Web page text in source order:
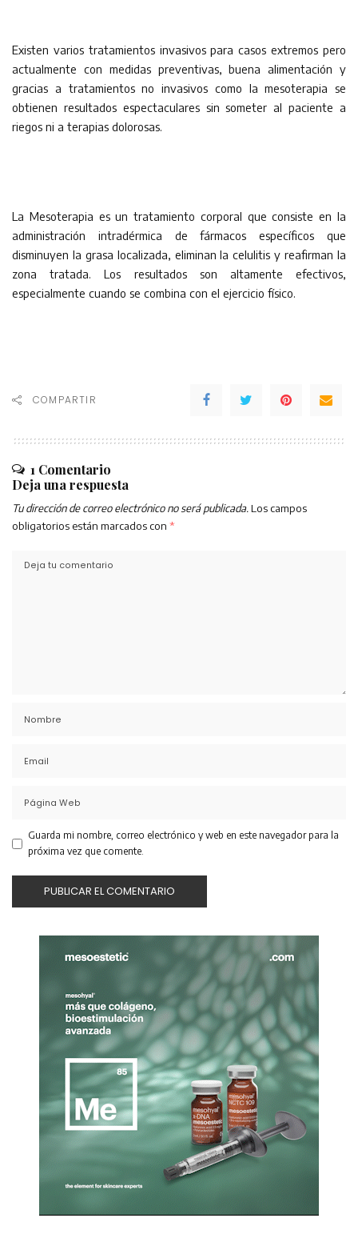
Existen varios tratamientos invasivos para casos extremos pero
actualmente con medidas preventivas, buena alimentación y
gracias a tratamientos no invasivos como la mesoterapia se
obtienen resultados espectaculares sin someter al paciente a
riegos ni a terapias dolorosas.
La Mesoterapia es un tratamiento corporal que consiste en la
administración intradérmica de fármacos específicos que
disminuyen la grasa localizada, eliminan la celulitis y reafirman la
zona tratada. Los resultados son altamente efectivos,
especialmente cuando se combina con el ejercicio físico.
COMPARTIR
1 Comentario
Deja una respuesta
Tu dirección de correo electrónico no será publicada. Los campos
obligatorios están marcados con *
Guarda mi nombre, correo electrónico y web en este navegador para la
próxima vez que comente.